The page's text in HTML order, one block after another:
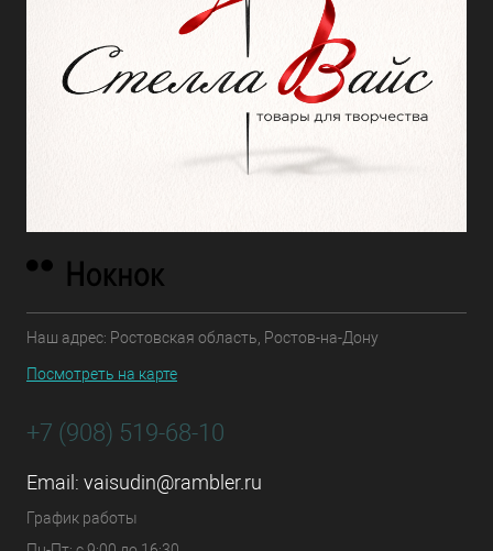
Наш адрес: Ростовская область, Ростов-на-Дону
Посмотреть на карте
+7 (908) 519-68-10
Email: vaisudin@rambler.ru
График работы